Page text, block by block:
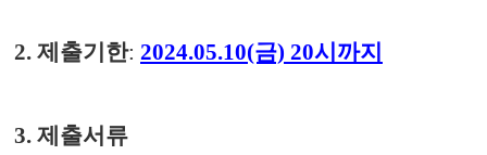
2. 제출기한: 2024.05.10(금) 20시까지
3. 제출서류